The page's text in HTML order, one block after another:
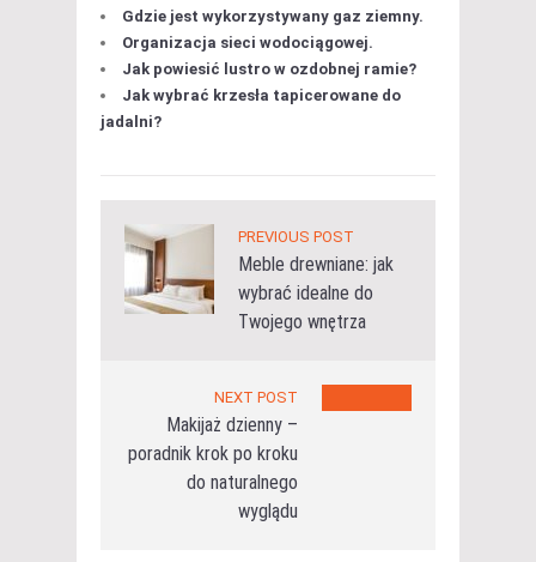
Gdzie jest wykorzystywany gaz ziemny.
Organizacja sieci wodociągowej.
Jak powiesić lustro w ozdobnej ramie?
Jak wybrać krzesła tapicerowane do
jadalni?
PREVIOUS POST
Meble drewniane: jak
wybrać idealne do
Twojego wnętrza
NEXT POST
Makijaż dzienny –
poradnik krok po kroku
do naturalnego
wyglądu